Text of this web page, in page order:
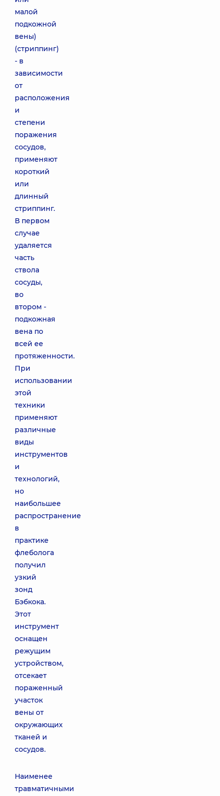
малой
подкожной
вены)
(стриппинг)
- в
зависимости
от
расположения
и
степени
поражения
сосудов,
применяют
короткий
или
длинный
стриппинг.
В первом
случае
удаляется
часть
ствола
сосуды,
во
втором -
подкожная
вена по
всей ее
протяженности.
При
использовании
этой
техники
применяют
различные
виды
инструментов
и
технологий,
но
наибольшее
распространение
в
практике
флеболога
получил
узкий
зонд
Бэбкока.
Этот
инструмент
оснащен
режущим
устройством,
отсекает
пораженный
участок
вены от
окружающих
тканей и
сосудов.
Наименее
травматичными